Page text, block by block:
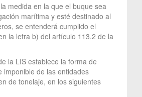
medida en la que el buque sea
marítima y esté destinado al
se entenderá cumplido el
la letra b) del artículo 113.2 de la
la LIS establece la forma de
imponible de las entidades
de tonelaje, en los siguientes